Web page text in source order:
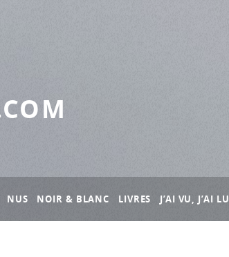
NUS NOIR & BLANC LIVRES J’AI VU, J’AI LU